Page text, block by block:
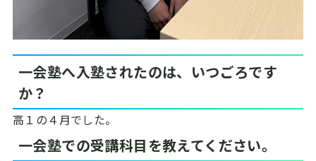
一会塾へ入塾されたのは、いつごろです
か？
高１の４月でした。
一会塾での受講科目を教えてください。